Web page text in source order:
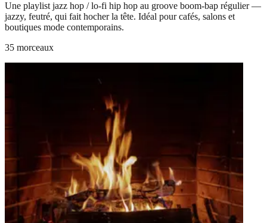
Une playlist jazz hop / lo-fi hip hop au groove boom-bap régulier —
jazzy, feutré, qui fait hocher la tête. Idéal pour cafés, salons et
boutiques mode contemporains.
35 morceaux